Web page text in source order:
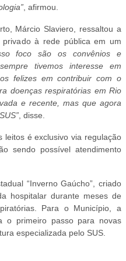
, afirmou.
Márcio Slaviero, ressaltou a
à rede pública em um
foco são os convênios e
tivemos interesse em
felizes em contribuir com o
doenças respiratórias em Rio
e recente, mas que agora
, disse.
leitos é exclusivo via regulação
sendo possível atendimento
“Inverno Gaúcho”, criado
hospitalar durante meses de
Para o Município, a
o primeiro passo para novas
especializada pelo SUS.